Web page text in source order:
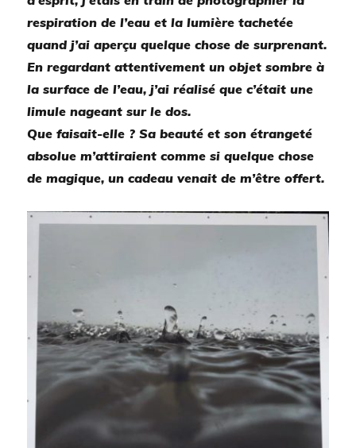
respiration de l’eau et la lumière tachetée
quand j’ai aperçu quelque chose de surprenant.
En regardant attentivement un objet sombre à
la surface de l’eau, j’ai réalisé que c’était une
limule nageant sur le dos.
Que faisait-elle ? Sa beauté et son étrangeté
absolue m’attiraient comme si quelque chose
de magique, un cadeau venait de m’être offert.